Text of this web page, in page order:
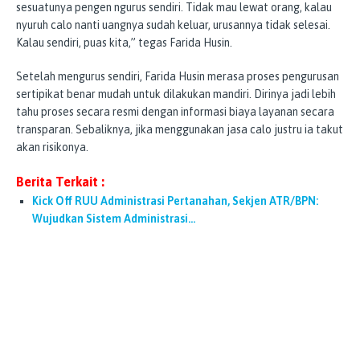
sesuatunya pengen ngurus sendiri. Tidak mau lewat orang, kalau
nyuruh calo nanti uangnya sudah keluar, urusannya tidak selesai.
Kalau sendiri, puas kita,” tegas Farida Husin.
Setelah mengurus sendiri, Farida Husin merasa proses pengurusan
sertipikat benar mudah untuk dilakukan mandiri. Dirinya jadi lebih
tahu proses secara resmi dengan informasi biaya layanan secara
transparan. Sebaliknya, jika menggunakan jasa calo justru ia takut
akan risikonya.
Berita Terkait :
Kick Off RUU Administrasi Pertanahan, Sekjen ATR/BPN:
Wujudkan Sistem Administrasi…